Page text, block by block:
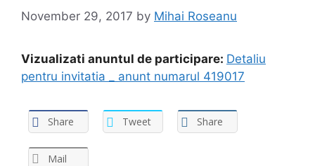
November 29, 2017 by Mihai Roseanu
Vizualizati anuntul de participare: Detaliu
pentru invitatia _ anunt numarul 419017
Share Tweet Share
Mail